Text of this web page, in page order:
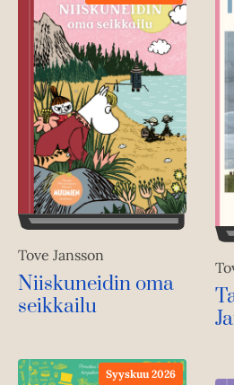
Tove Jansson
Niiskuneidin oma
seikkailu
Syyskuu 2026